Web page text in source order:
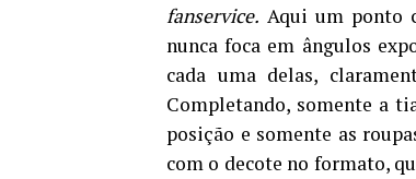
fanservice. Aqui um ponto
nunca foca em ângulos
cada uma delas,
Completando, somente a
posição e somente as
com o decote no formato,